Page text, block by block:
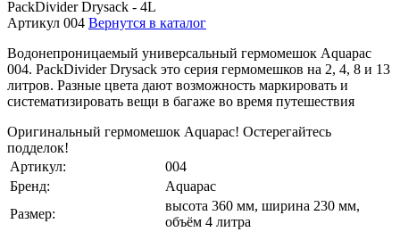
Артикул 004 Вернутся в каталог
Водонепроницаемый универсальный гермомешок Aquapac
004. PackDivider Drysack это серия гермомешков на 2, 4, 8 и 13
литров. Разные цвета дают возможность маркировать и
систематизировать вещи в багаже во время путешествия
Оригинальный гермомешок Aquapac! Остерегайтесь
подделок!
Артикул:
004
Бренд:
Aquapac
Размер:
высота 360 мм, ширина 230 мм,
объём 4 литра